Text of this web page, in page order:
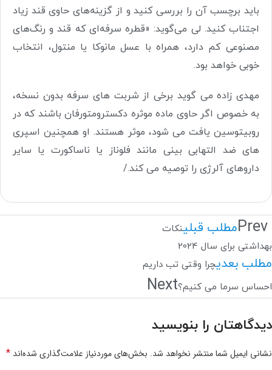
باید برچسب آن را بررسی کنید و از گزینه‌های حاوی قند زیاد
اجتناب کنید. لی می‌گوید: «قطره سرفه‌ای که قند و رنگ‌های
مصنوعی کم دارد، همراه با عسل مانوکا یا منتول، انتخاب
خوبی خواهد بود.
مهدی زاده می گوید برخی از شربت های سرفه بدون نسخه،
به خصوص اگر حاوی ماده موثره دکسترومتورفان باشند که در
روبیتوسین یافت می شود، موثر هستند. او همچنین اسپری
های ضد التهابی بینی مانند فلوناز یا ناساکورت یا سایر
داروهای آلرژی را توصیه می کند./
Prevمطلب قبلینکات
بهداشتی برای سال 2024
مطلب بعدیچرا وقتی تب داریم
احساس سرما می کنیم؟Next
دیدگاهتان را بنویسید
نشانی ایمیل شما منتشر نخواهد شد. بخش‌های موردنیاز علامت‌گذاری شده‌اند *